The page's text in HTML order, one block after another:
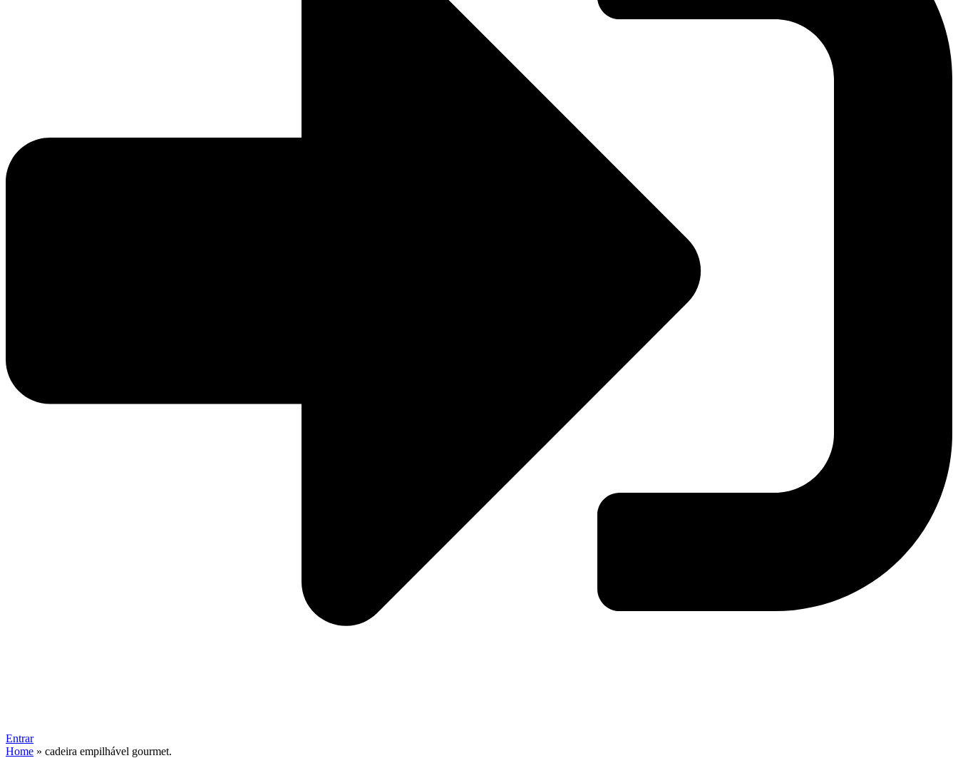
Entrar
Home » cadeira empilhável gourmet.